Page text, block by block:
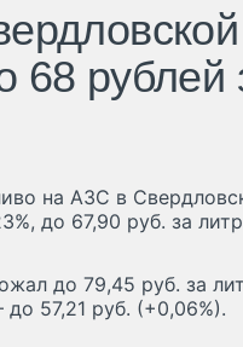
68 рублей
на АЗС в
до 67,90 руб. за
до 79,45 руб. за
57,21 руб. (+0,06%).